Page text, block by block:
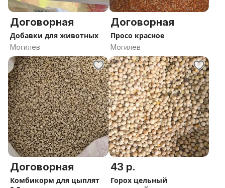
Договорная
Добавки для животных
Могилев
Договорная
Просо красное
Могилев
Договорная
Комбикорм для цыплят
43 р.
Горох цельный